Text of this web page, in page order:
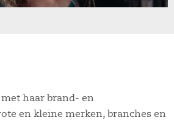
haar brand- en
en kleine merken, branches en